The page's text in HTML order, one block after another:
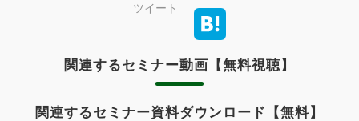
ツイート
関連するセミナー動画【無料視聴】
関連するセミナー資料ダウンロード【無料】